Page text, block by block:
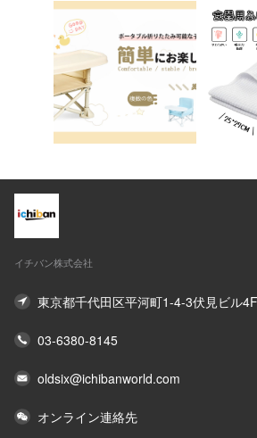
イチバン株式会社
東京都千代田区平河町1-4-3伏見ビル4F
03-6380-8145
oldsix@ichibanworld.com
オンライン連絡先